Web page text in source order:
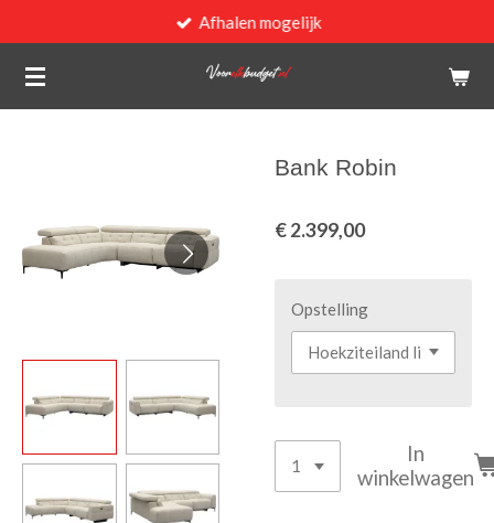
direct
naar
Afhalen mogelijk
Bank Robin
€ 2.399,00
Opstelling
In
winkelwagen